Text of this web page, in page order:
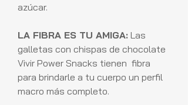
azúcar.
LA FIBRA ES TU AMIGA: Las
galletas con chispas de chocolate
Vivir Power Snacks tienen fibra
para brindarle a tu cuerpo un perfil
macro más completo.